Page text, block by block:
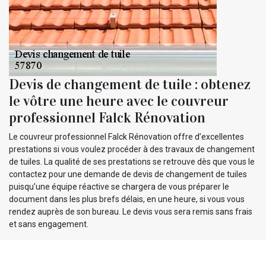
Devis de changement de tuile : obtenez
le vôtre une heure avec le couvreur
professionnel Falck Rénovation
Le couvreur professionnel Falck Rénovation offre d’excellentes
prestations si vous voulez procéder à des travaux de changement
de tuiles. La qualité de ses prestations se retrouve dès que vous le
contactez pour une demande de devis de changement de tuiles
puisqu’une équipe réactive se chargera de vous préparer le
document dans les plus brefs délais, en une heure, si vous vous
rendez auprès de son bureau. Le devis vous sera remis sans frais
et sans engagement.